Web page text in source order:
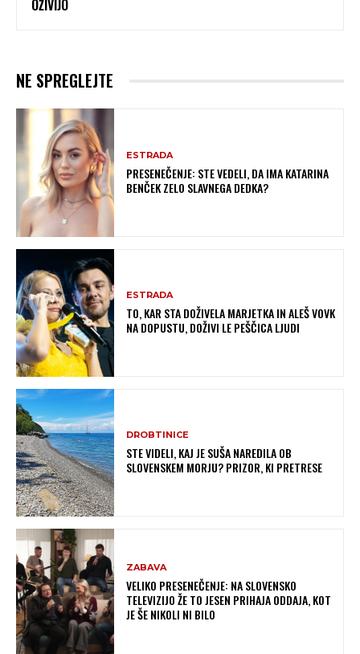
OŽIVIJO
NE SPREGLEJTE
ESTRADA
PRESENEČENJE: STE VEDELI, DA IMA KATARINA
BENČEK ZELO SLAVNEGA DEDKA?
ESTRADA
TO, KAR STA DOŽIVELA MARJETKA IN ALEŠ VOVK
NA DOPUSTU, DOŽIVI LE PEŠČICA LJUDI
DROBTINICE
STE VIDELI, KAJ JE SUŠA NAREDILA OB
SLOVENSKEM MORJU? PRIZOR, KI PRETRESE
ZABAVA
VELIKO PRESENEČENJE: NA SLOVENSKO
TELEVIZIJO ŽE TO JESEN PRIHAJA ODDAJA, KOT
JE ŠE NIKOLI NI BILO